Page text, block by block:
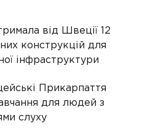
від Швеції 12
конструкцій для
інфраструктури
Прикарпаття
для людей з
слуху